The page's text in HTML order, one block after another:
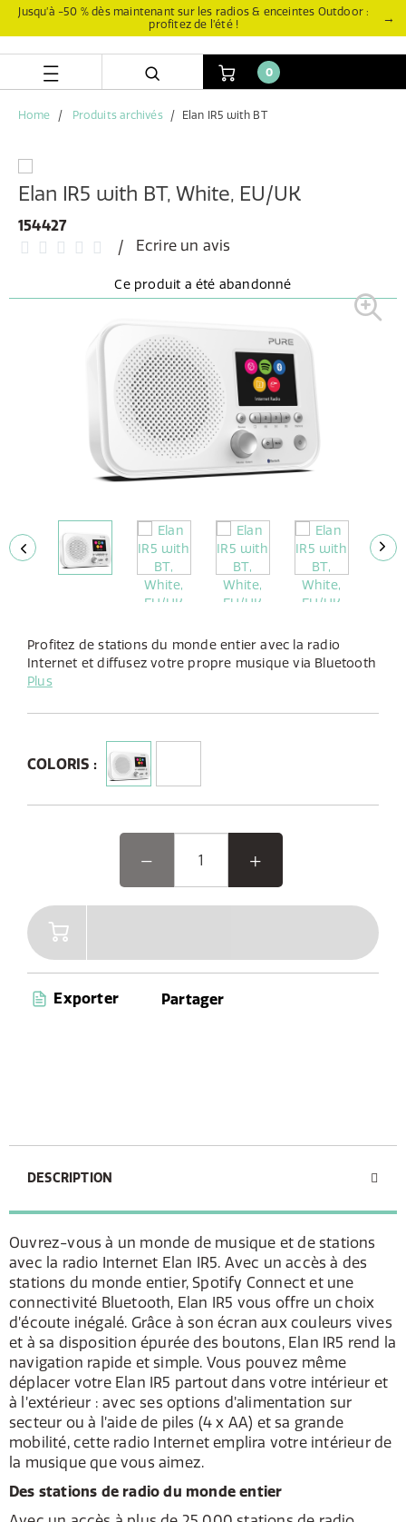
Aller
contenu
Aller
navigation
Jusqu’à -50 % dès maintenant sur les radios & enceintes Outdoor :
profitez de l’été !
→
0
Home Produits archivés Elan IR5 with BT
Elan IR5 with BT, White, EU/UK
154427
Ecrire un avis
Profitez de stations du monde entier avec la radio
Internet et diffusez votre propre musique via Bluetooth
ou à la demande avec Spotify Connect. Disponible en
Elan IR5 conviendra de toute évidence à n’importe quel
Plus
COLORIS :
Exporter Partager
DESCRIPTION
Ouvrez-vous à un monde de musique et de stations
avec la radio Internet Elan IR5. Avec un accès à des
stations du monde entier, Spotify Connect et une
connectivité Bluetooth, Elan IR5 vous offre un choix
d’écoute inégalé. Grâce à son écran aux couleurs vives
et à sa disposition épurée des boutons, Elan IR5 rend la
navigation rapide et simple. Vous pouvez même
déplacer votre Elan IR5 partout dans votre intérieur et
à l’extérieur : avec ses options d’alimentation sur
secteur ou à l’aide de piles (4 x AA) et sa grande
mobilité, cette radio Internet emplira votre intérieur de
la musique que vous aimez.
Des stations de radio du monde entier